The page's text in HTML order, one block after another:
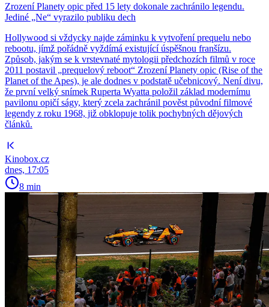
Zrození Planety opic před 15 lety dokonale zachránilo legendu.
Jediné „Ne“ vyrazilo publiku dech
Hollywood si vždycky najde záminku k vytvoření prequelu nebo
rebootu, jímž pořádně vyždímá existující úspěšnou franšízu.
Způsob, jakým se k vrstevnaté mytologii předchozích filmů v roce
2011 postavil „prequelový reboot“ Zrození Planety opic (Rise of the
Planet of the Apes), je ale dodnes v podstatě učebnicový. Není divu,
že první velký snímek Ruperta Wyatta položil základ modernímu
pavilonu opičí ságy, který zcela zachránil pověst původní filmové
legendy z roku 1968, již obklopuje tolik pochybných dějových
článků.
Kinobox.cz
dnes, 17:05
8 min